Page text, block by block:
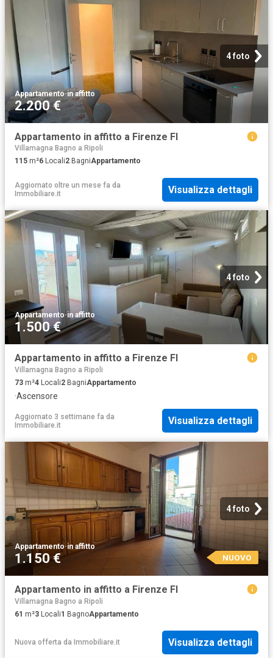
4 foto
Appartamento·in affitto
2.200 €
Appartamento in affitto a Firenze FI
Villamagna Bagno a Ripoli
115 m²6 Locali2 BagniAppartamento
Aggiornato oltre un mese fa da
Immobiliare.it
Visualizza dettagli
4 foto
Appartamento·in affitto
1.500 €
Appartamento in affitto a Firenze FI
Villamagna Bagno a Ripoli
73 m²4 Locali2 BagniAppartamento
·Ascensore
Aggiornato 3 settimane fa da
Immobiliare.it
Visualizza dettagli
4 foto
Appartamento·in affitto
1.150 € NUOVO
Appartamento in affitto a Firenze FI
Villamagna Bagno a Ripoli
61 m²3 Locali1 BagnoAppartamento
Nuova offerta da Immobiliare.it Visualizza dettagli